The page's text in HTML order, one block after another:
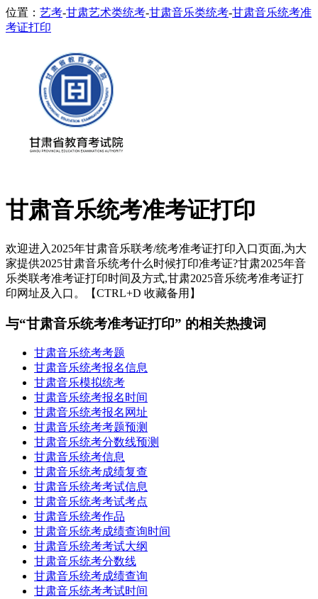
位置： 艺考-甘肃艺术类统考-甘肃音乐类统考-甘肃音乐统考准
考证打印
甘肃音乐统考准考证打印
欢迎进入2025年甘肃音乐联考/统考准考证打印入口页面,为大
家提供2025甘肃音乐统考什么时候打印准考证?甘肃2025年音
乐类联考准考证打印时间及方式,甘肃2025音乐统考准考证打
印网址及入口。【CTRL+D 收藏备用】
与“甘肃音乐统考准考证打印” 的相关热搜词
甘肃音乐统考考题
甘肃音乐统考报名信息
甘肃音乐模拟统考
甘肃音乐统考报名时间
甘肃音乐统考报名网址
甘肃音乐统考考题预测
甘肃音乐统考分数线预测
甘肃音乐统考信息
甘肃音乐统考成绩复查
甘肃音乐统考考试信息
甘肃音乐统考考试考点
甘肃音乐统考作品
甘肃音乐统考成绩查询时间
甘肃音乐统考考试大纲
甘肃音乐统考分数线
甘肃音乐统考成绩查询
甘肃音乐统考考试时间